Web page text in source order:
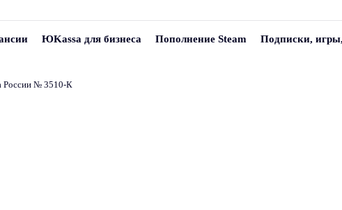
ЮKassa для бизнеса Пополнение Steam Подписки,
России № 3510‑К